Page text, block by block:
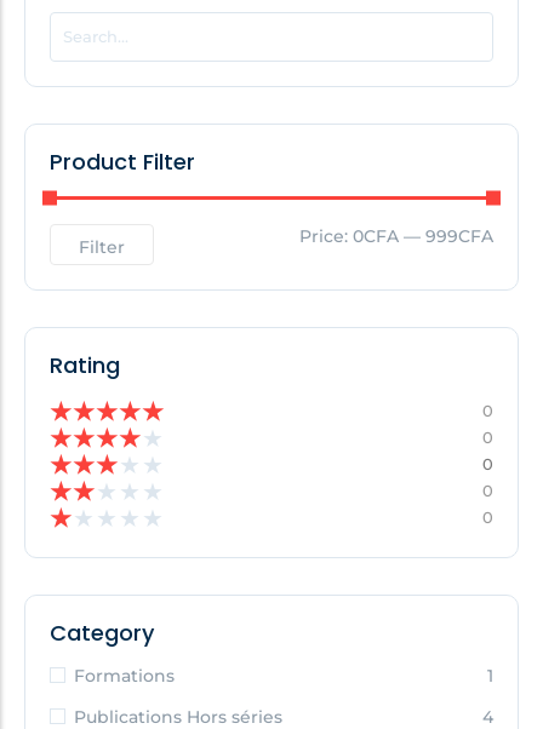
POPULAR THIS WEEK
No Posts Found!
No Posts Found!
Product Filter
Filter Price: 0CFA — 999CFA
Rating
★★★★★ 0
★★★★★ 0
★★★★ ★ 0
★★★ ★ ★ 0
★★ ★ ★ ★ 0
Category
Formations
1
Publications Hors séries
4